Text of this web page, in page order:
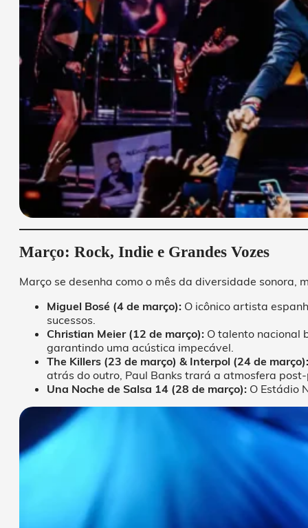
Março: Rock, Indie e Grandes Vozes
Março se desenha como o mês da diversidade sonora,
Miguel Bosé (4 de março): O icônico artista
sucessos.
Christian Meier (12 de março): O talento nacional
garantindo uma acústica impecável.
The Killers (23 de março) & Interpol (24 de março):
atrás do outro, Paul Banks trará a atmosfera
Una Noche de Salsa 14 (28 de março): O Estádio